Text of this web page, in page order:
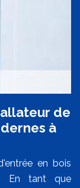
de
à
en bois
En tant que